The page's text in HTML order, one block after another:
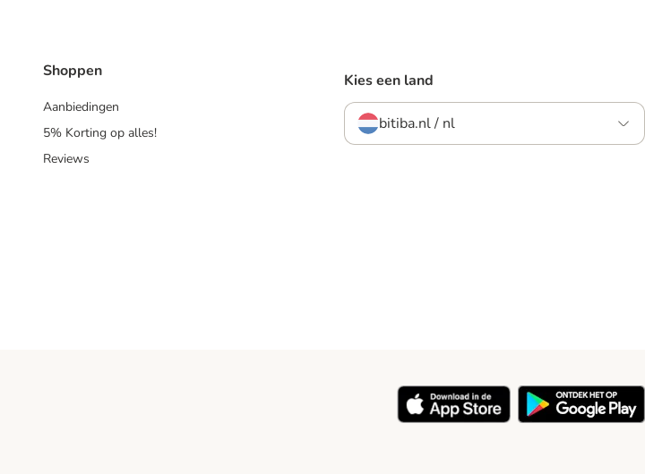
Shoppen
Aanbiedingen
5% Korting op alles!
Reviews
Kies een land
bitiba.nl / nl